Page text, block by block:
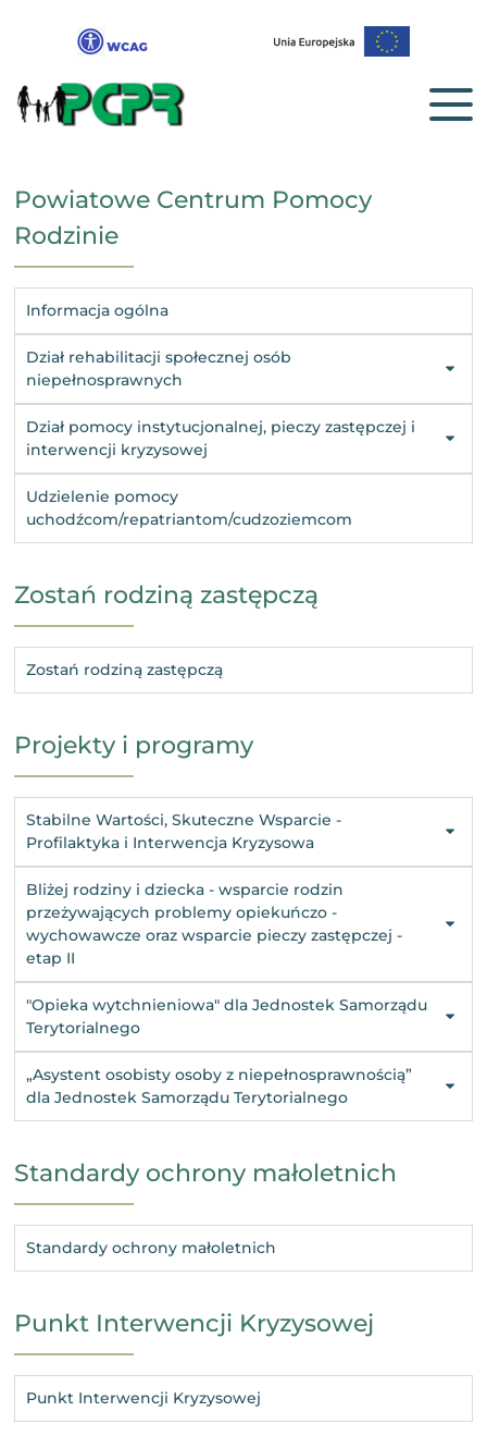
Powiatowe Centrum Pomocy
Rodzinie
Informacja ogólna
Dział rehabilitacji społecznej osób
niepełnosprawnych
Dział pomocy instytucjonalnej, pieczy zastępczej i
interwencji kryzysowej
Udzielenie pomocy
uchodźcom/repatriantom/cudzoziemcom
Zostań rodziną zastępczą
Zostań rodziną zastępczą
Projekty i programy
Stabilne Wartości, Skuteczne Wsparcie -
Profilaktyka i Interwencja Kryzysowa
Bliżej rodziny i dziecka - wsparcie rodzin
przeżywających problemy opiekuńczo -
wychowawcze oraz wsparcie pieczy zastępczej -
etap II
"Opieka wytchnieniowa" dla Jednostek Samorządu
Terytorialnego
„Asystent osobisty osoby z niepełnosprawnością”
dla Jednostek Samorządu Terytorialnego
Standardy ochrony małoletnich
Standardy ochrony małoletnich
Punkt Interwencji Kryzysowej
Punkt Interwencji Kryzysowej